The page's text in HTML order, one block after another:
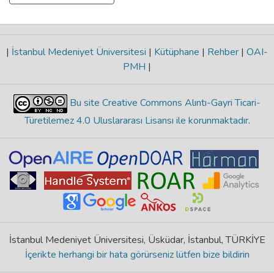
| İstanbul Medeniyet Üniversitesi | Kütüphane | Rehber | OAI-
PMH |
Bu site Creative Commons Alıntı-Gayri Ticari-
Türetilemez 4.0 Uluslararası Lisansı ile korunmaktadır.
İstanbul Medeniyet Üniversitesi, Üsküdar, İstanbul, TÜRKİYE
İçerikte herhangi bir hata görürseniz lütfen bize bildirin